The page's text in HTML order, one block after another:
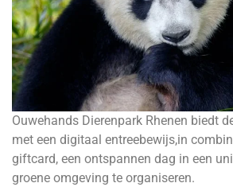
Ouwehands Dierenpark Rhenen biedt
met een digitaal entreebewijs,in
giftcard, een ontspannen dag in een
groene omgeving te organiseren.